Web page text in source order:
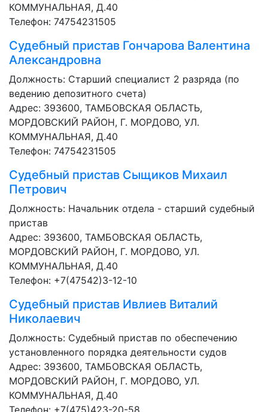
КОММУНАЛЬНАЯ, Д.40
Телефон: 74754231505
Судебный пристав Гончарова Валентина
Александровна
Должность: Старший специалист 2 разряда (по
ведению депозитного счета)
Адрес: 393600, ТАМБОВСКАЯ ОБЛАСТЬ,
МОРДОВСКИЙ РАЙОН, Г. МОРДОВО, УЛ.
КОММУНАЛЬНАЯ, Д.40
Телефон: 74754231505
Судебный пристав Сыщиков Михаил
Петрович
Должность: Начальник отдела - старший судебный
пристав
Адрес: 393600, ТАМБОВСКАЯ ОБЛАСТЬ,
МОРДОВСКИЙ РАЙОН, Г. МОРДОВО, УЛ.
КОММУНАЛЬНАЯ, Д.40
Телефон: +7(47542)3-12-10
Судебный пристав Ивлиев Виталий
Николаевич
Должность: Судебный пристав по обеспечению
установленного порядка деятельности судов
Адрес: 393600, ТАМБОВСКАЯ ОБЛАСТЬ,
МОРДОВСКИЙ РАЙОН, Г. МОРДОВО, УЛ.
КОММУНАЛЬНАЯ, Д.40